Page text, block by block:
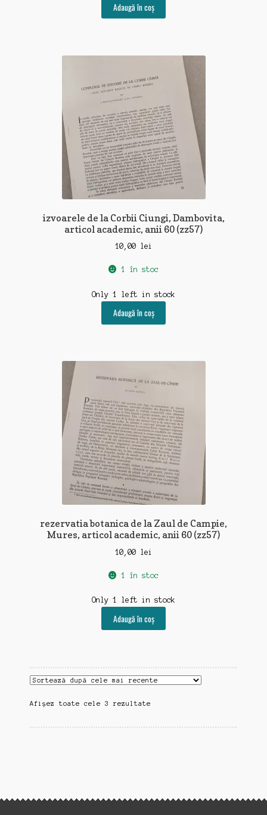
Adaugă în coș
izvoarele de la Corbii Ciungi, Dambovita,
articol academic, anii 60 (zz57)
10,00 lei
1 în stoc
Only 1 left in stock
Adaugă în coș
rezervatia botanica de la Zaul de Campie,
Mures, articol academic, anii 60 (zz57)
10,00 lei
1 în stoc
Only 1 left in stock
Adaugă în coș
Afișez toate cele 3 rezultateSortat
cele